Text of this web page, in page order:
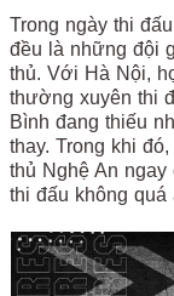
Trong ngày thi
đều là những đội
thủ. Với Hà Nội,
thường xuyên thi
Bình đang thiếu
thay. Trong khi
thủ Nghệ An
thi đấu không quá